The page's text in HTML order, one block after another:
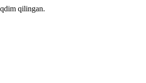
qilingan.